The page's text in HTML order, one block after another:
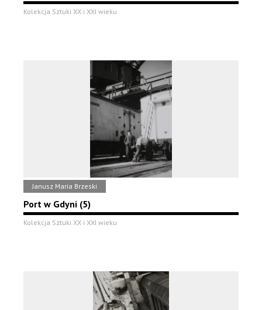
Kolekcja Sztuki XX i XXI wieku
Janusz Maria Brzeski
Port w Gdyni (5)
Kolekcja Sztuki XX i XXI wieku